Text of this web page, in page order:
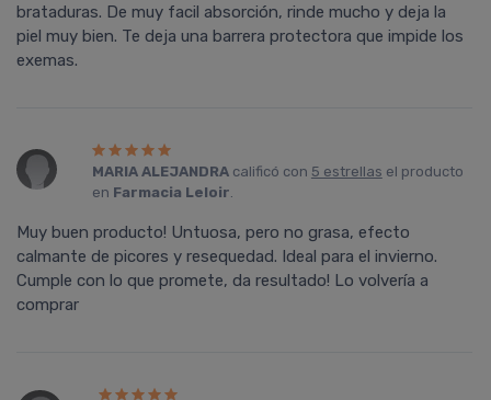
brataduras. De muy facil absorción, rinde mucho y deja la
piel muy bien. Te deja una barrera protectora que impide los
exemas.
MARIA ALEJANDRAcalificó con 5 estrellas el producto
en Farmacia Leloir.
Muy buen producto! Untuosa, pero no grasa, efecto
calmante de picores y resequedad. Ideal para el invierno.
Cumple con lo que promete, da resultado! Lo volvería a
comprar